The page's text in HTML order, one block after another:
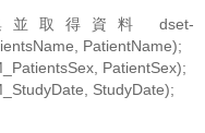
取得資料 dset-
PatientName);
PatientSex);
StudyDate);